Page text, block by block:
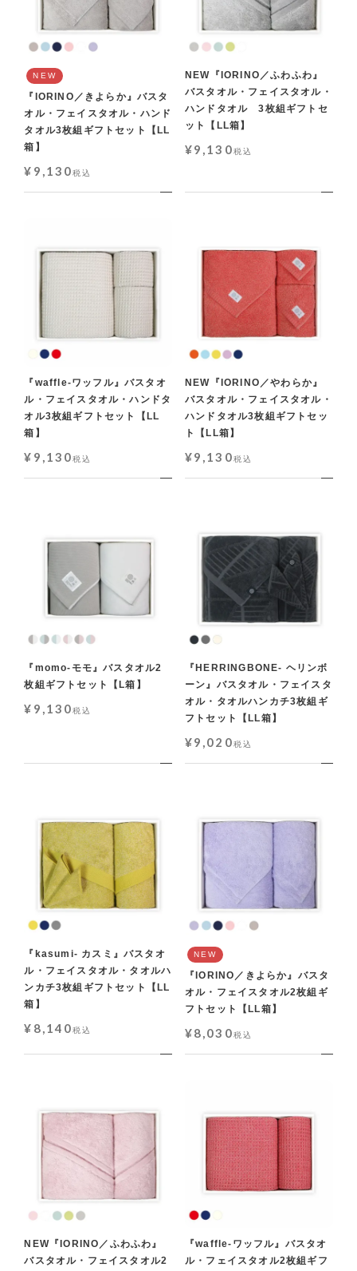
NEW
『IORINO／きよらか』バスタ
オル・フェイスタオル・ハンド
タオル3枚組ギフトセット【LL
箱】
¥ 9,130税込
NEW『IORINO／ふわふわ』
バスタオル・フェイスタオル・
ハンドタオル 3枚組ギフトセ
ット【LL箱】
¥9,130税込
『waffle-ワッフル』バスタオ
ル・フェイスタオル・ハンドタ
オル3枚組ギフトセット【LL
箱】
¥ 9,130税込
NEW『IORINO／やわらか』
バスタオル・フェイスタオル・
ハンドタオル3枚組ギフトセッ
ト【LL箱】
¥9,130税込
『momo-モモ』バスタオル2
枚組ギフトセット【L箱】
¥ 9,130税込
『HERRINGBONE- ヘリンボ
ーン』バスタオル・フェイスタ
オル・タオルハンカチ3枚組ギ
フトセット【LL箱】
¥9,020税込
『kasumi- カスミ』バスタオ
ル・フェイスタオル・タオルハ
ンカチ3枚組ギフトセット【LL
箱】
¥ 8,140税込
NEW
『IORINO／きよらか』バスタ
オル・フェイスタオル2枚組ギ
フトセット【LL箱】
¥8,030税込
NEW『IORINO／ふわふわ』
バスタオル・フェイスタオル2
『waffle-ワッフル』バスタオ
ル・フェイスタオル2枚組ギフ